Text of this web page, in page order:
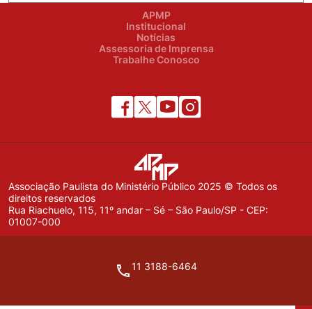
APMP
Institucional
Notícias
Assessoria de Imprensa
Trabalhe Conosco
Associação Paulista do Ministério Público 2025 © Todos os
direitos reservados
Rua Riachuelo, 115, 11º andar – Sé – São Paulo/SP - CEP:
01007-000
11 3188-6464